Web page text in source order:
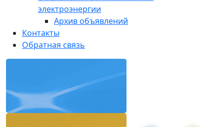
электроэнергии
Архив объявлений
Контакты
Обратная связь